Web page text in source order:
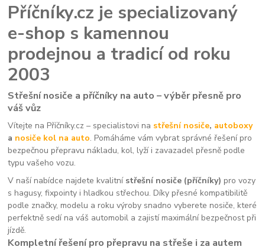
Příčníky.cz je specializovaný
e-shop s kamennou
prodejnou a tradicí od roku
2003
Střešní nosiče a příčníky na auto – výběr přesně pro
váš vůz
Vítejte na Příčníky.cz – specialistovi na střešní nosiče, autoboxy
a nosiče kol na auto. Pomáháme vám vybrat správné řešení pro
bezpečnou přepravu nákladu, kol, lyží i zavazadel přesně podle
typu vašeho vozu.
V naší nabídce najdete kvalitní střešní nosiče (příčníky) pro vozy
s hagusy, fixpointy i hladkou střechou. Díky přesné kompatibilitě
podle značky, modelu a roku výroby snadno vyberete nosiče, které
perfektně sedí na váš automobil a zajistí maximální bezpečnost při
jízdě.
Kompletní řešení pro přepravu na střeše i za autem